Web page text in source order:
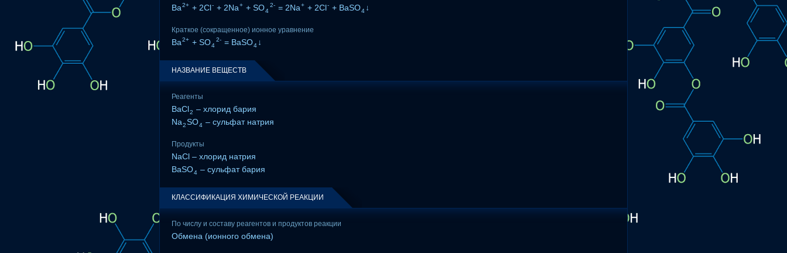
Ba2+ + 2Cl- + 2Na+ + SO4
2- = 2Na+ + 2Cl- + BaSO4 ↓
Краткое (сокращенное) ионное уравнение
Ba2+ + SO4
2- = BaSO4 ↓
НАЗВАНИЕ ВЕЩЕСТВ
Реагенты
BaCl2 – хлорид бария
Na2SO4 – сульфат натрия
Продукты
NaCl – хлорид натрия
BaSO4 – сульфат бария
КЛАССИФИКАЦИЯ ХИМИЧЕСКОЙ РЕАКЦИИ
По числу и составу реагентов и продуктов реакции
Обмена (ионного обмена)